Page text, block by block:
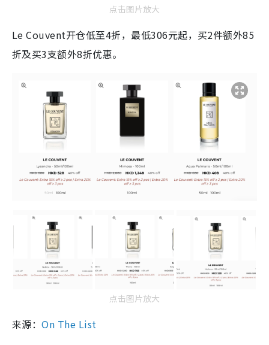
点击图片放大
Le Couvent开仓低至4折，最低306元起，买2件额外85
折及买3支额外8折优惠。
点击图片放大
来源：On The List